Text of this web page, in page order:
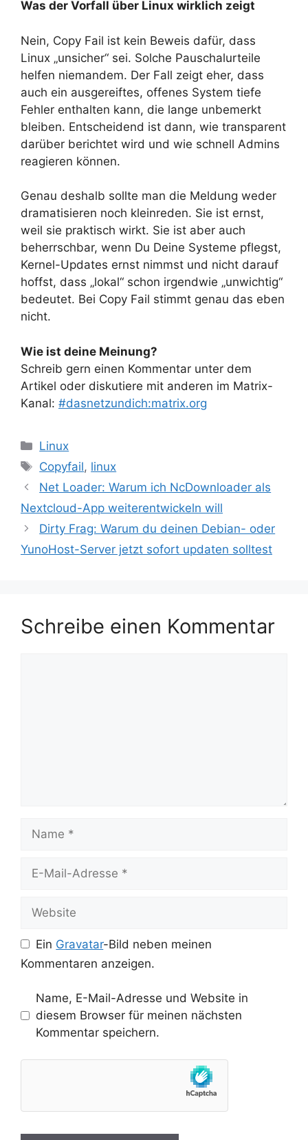
Was der Vorfall über Linux wirklich zeigt
Nein, Copy Fail ist kein Beweis dafür, dass
Linux „unsicher“ sei. Solche Pauschalurteile
helfen niemandem. Der Fall zeigt eher, dass
auch ein ausgereiftes, offenes System tiefe
Fehler enthalten kann, die lange unbemerkt
bleiben. Entscheidend ist dann, wie transparent
darüber berichtet wird und wie schnell Admins
reagieren können.
Genau deshalb sollte man die Meldung weder
dramatisieren noch kleinreden. Sie ist ernst,
weil sie praktisch wirkt. Sie ist aber auch
beherrschbar, wenn Du Deine Systeme pflegst,
Kernel-Updates ernst nimmst und nicht darauf
hoffst, dass „lokal“ schon irgendwie „unwichtig“
bedeutet. Bei Copy Fail stimmt genau das eben
nicht.
Wie ist deine Meinung?
Schreib gern einen Kommentar unter dem
Artikel oder diskutiere mit anderen im Matrix-
Kanal: #dasnetzundich:matrix.org
Kategorien
Linux
Schlagwörter
Copyfail, linux
Net Loader: Warum ich NcDownloader als
Nextcloud-App weiterentwickeln will
Dirty Frag: Warum du deinen Debian- oder
YunoHost-Server jetzt sofort updaten solltest
Schreibe einen Kommentar
Mail-
Ein Gravatar-Bild neben meinen
Kommentaren anzeigen.
Name, E-Mail-Adresse und Website in
diesem Browser für meinen nächsten
Kommentar speichern.